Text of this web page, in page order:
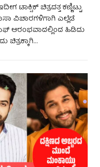
ಟಾಕ್ಸಿಕ್ ಚಿತ್ರದತ್ತ ಕಣ್ಣಿಟ್ಟು
ವಿಚಾರಗಳಿಗಾಗಿ ಎಲ್ಲೆಡೆ
ಆರಂಭವಾದಲ್ಲಿಂದ ಹಿಡಿದು